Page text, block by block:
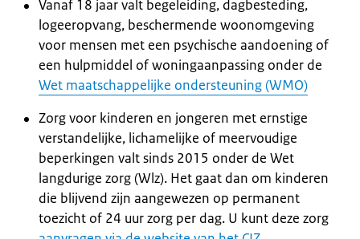
Vanaf 18 jaar valt begeleiding, dagbesteding,
logeeropvang, beschermende woonomgeving
voor mensen met een psychische aandoening of
een hulpmiddel of woningaanpassing onder de
Wet maatschappelijke ondersteuning (WMO)
Zorg voor kinderen en jongeren met ernstige
verstandelijke, lichamelijke of meervoudige
beperkingen valt sinds 2015 onder de Wet
langdurige zorg (Wlz). Het gaat dan om kinderen
die blijvend zijn aangewezen op permanent
toezicht of 24 uur zorg per dag. U kunt deze zorg